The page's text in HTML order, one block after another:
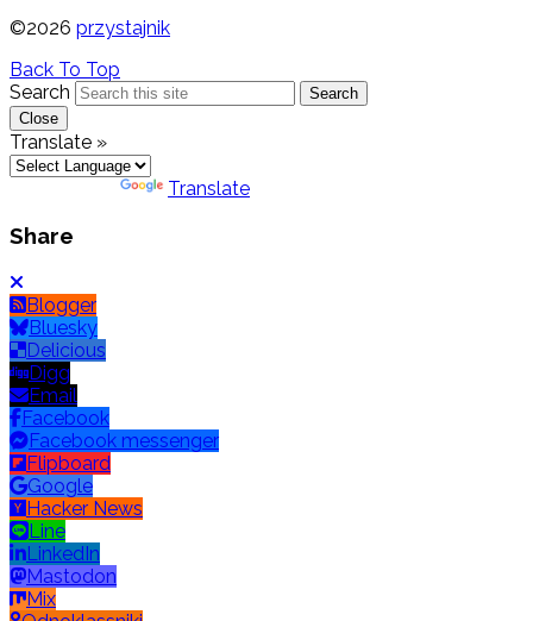
©2026 przystajnik
Back To Top
Search
Search
Close
Translate »
Translate
Share
Blogger
Bluesky
Delicious
Digg
Email
Facebook
Facebook messenger
Flipboard
Google
Hacker News
Line
LinkedIn
Mastodon
Mix